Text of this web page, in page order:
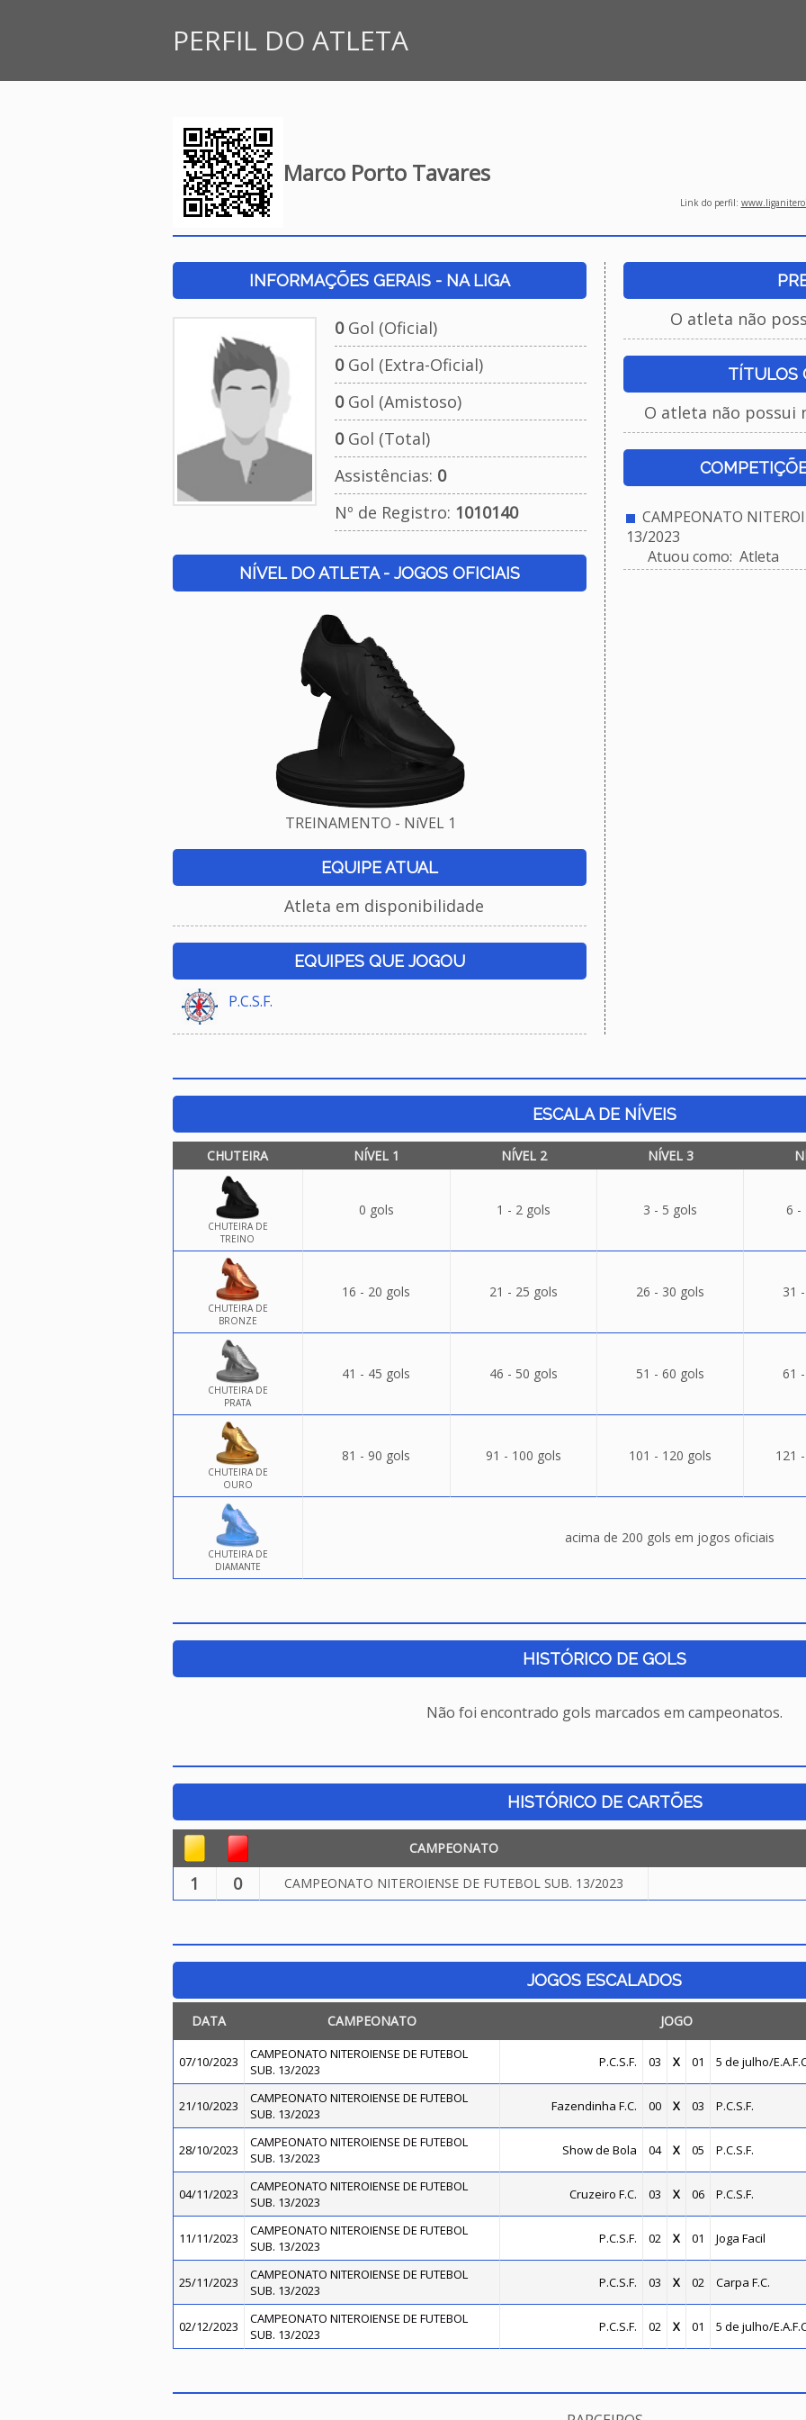
PERFIL DO ATLETA
Marco Porto Tavares
Link do perfil:
INFORMAÇÕES GERAIS - NA LIGA
0Gol (Oficial)
0Gol (Extra-Oficial)
0Gol (Amistoso)
0Gol (Total)
Assistências: 0
Nº de Registro: 1010140
NÍVEL DO ATLETA - JOGOS OFICIAIS
TREINAMENTO - NíVEL 1
EQUIPE ATUAL
Atleta em disponibilidade
EQUIPES QUE JOGOU
P.C.S.F.
O atleta não
TÍTULOS
O atleta não possui
CAMPEONATO
13/2023
Atuou como: Atleta
ESCALA DE NÍVEIS
CHUTEIRA NÍVEL 1 NÍVEL 2 NÍVEL 3
CHUTEIRA DE
TREINO
0 gols 1 - 2 gols 3 - 5 gols 6 -
CHUTEIRA DE
BRONZE
16 - 20 gols 21 - 25 gols 26 - 30 gols 31
CHUTEIRA DE
PRATA
41 - 45 gols 46 - 50 gols 51 - 60 gols 61
CHUTEIRA DE
OURO
81 - 90 gols 91 - 100 gols 101 - 120 gols 121
CHUTEIRA DE
DIAMANTE
acima de 200 gols em jogos oficiais
HISTÓRICO DE GOLS
Não foi encontrado gols marcados em campeonatos.
HISTÓRICO DE CARTÕES
CAMPEONATO
1 0 CAMPEONATO NITEROIENSE DE FUTEBOL SUB. 13/2023
JOGOS ESCALADOS
DATA CAMPEONATO JOGO
07/10/2023
CAMPEONATO NITEROIENSE DE FUTEBOL
SUB. 13/2023
P.C.S.F. 03 X 01 5 de julho/
21/10/2023
CAMPEONATO NITEROIENSE DE FUTEBOL
SUB. 13/2023
Fazendinha F.C. 00 X 03 P.C.S.F.
28/10/2023
CAMPEONATO NITEROIENSE DE FUTEBOL
SUB. 13/2023
Show de Bola 04 X 05 P.C.S.F.
04/11/2023
CAMPEONATO NITEROIENSE DE FUTEBOL
SUB. 13/2023
Cruzeiro F.C. 03 X 06 P.C.S.F.
11/11/2023
CAMPEONATO NITEROIENSE DE FUTEBOL
SUB. 13/2023
P.C.S.F. 02 X 01 Joga Facil
25/11/2023
CAMPEONATO NITEROIENSE DE FUTEBOL
SUB. 13/2023
P.C.S.F. 03 X 02 Carpa F.C.
02/12/2023
CAMPEONATO NITEROIENSE DE FUTEBOL
SUB. 13/2023
P.C.S.F. 02 X 01 5 de julho/